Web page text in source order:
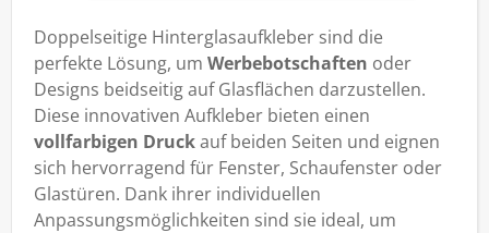
Doppelseitige Hinterglasaufkleber sind die
perfekte Lösung, um Werbebotschaften oder
Designs beidseitig auf Glasflächen darzustellen.
Diese innovativen Aufkleber bieten einen
vollfarbigen Druckauf beiden Seiten und eignen
sich hervorragend für Fenster, Schaufenster oder
Glastüren. Dank ihrer individuellen
Anpassungsmöglichkeiten sind sie ideal, um